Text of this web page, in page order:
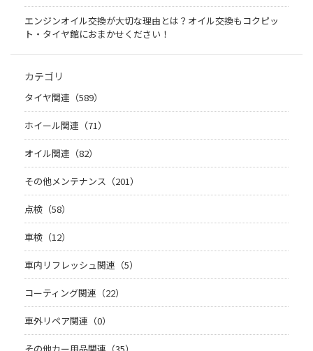
エンジンオイル交換が大切な理由とは？オイル交換もコクピッ
ト・タイヤ館におまかせください！
カテゴリ
タイヤ関連（589）
ホイール関連（71）
オイル関連（82）
その他メンテナンス（201）
点検（58）
車検（12）
車内リフレッシュ関連（5）
コーティング関連（22）
車外リペア関連（0）